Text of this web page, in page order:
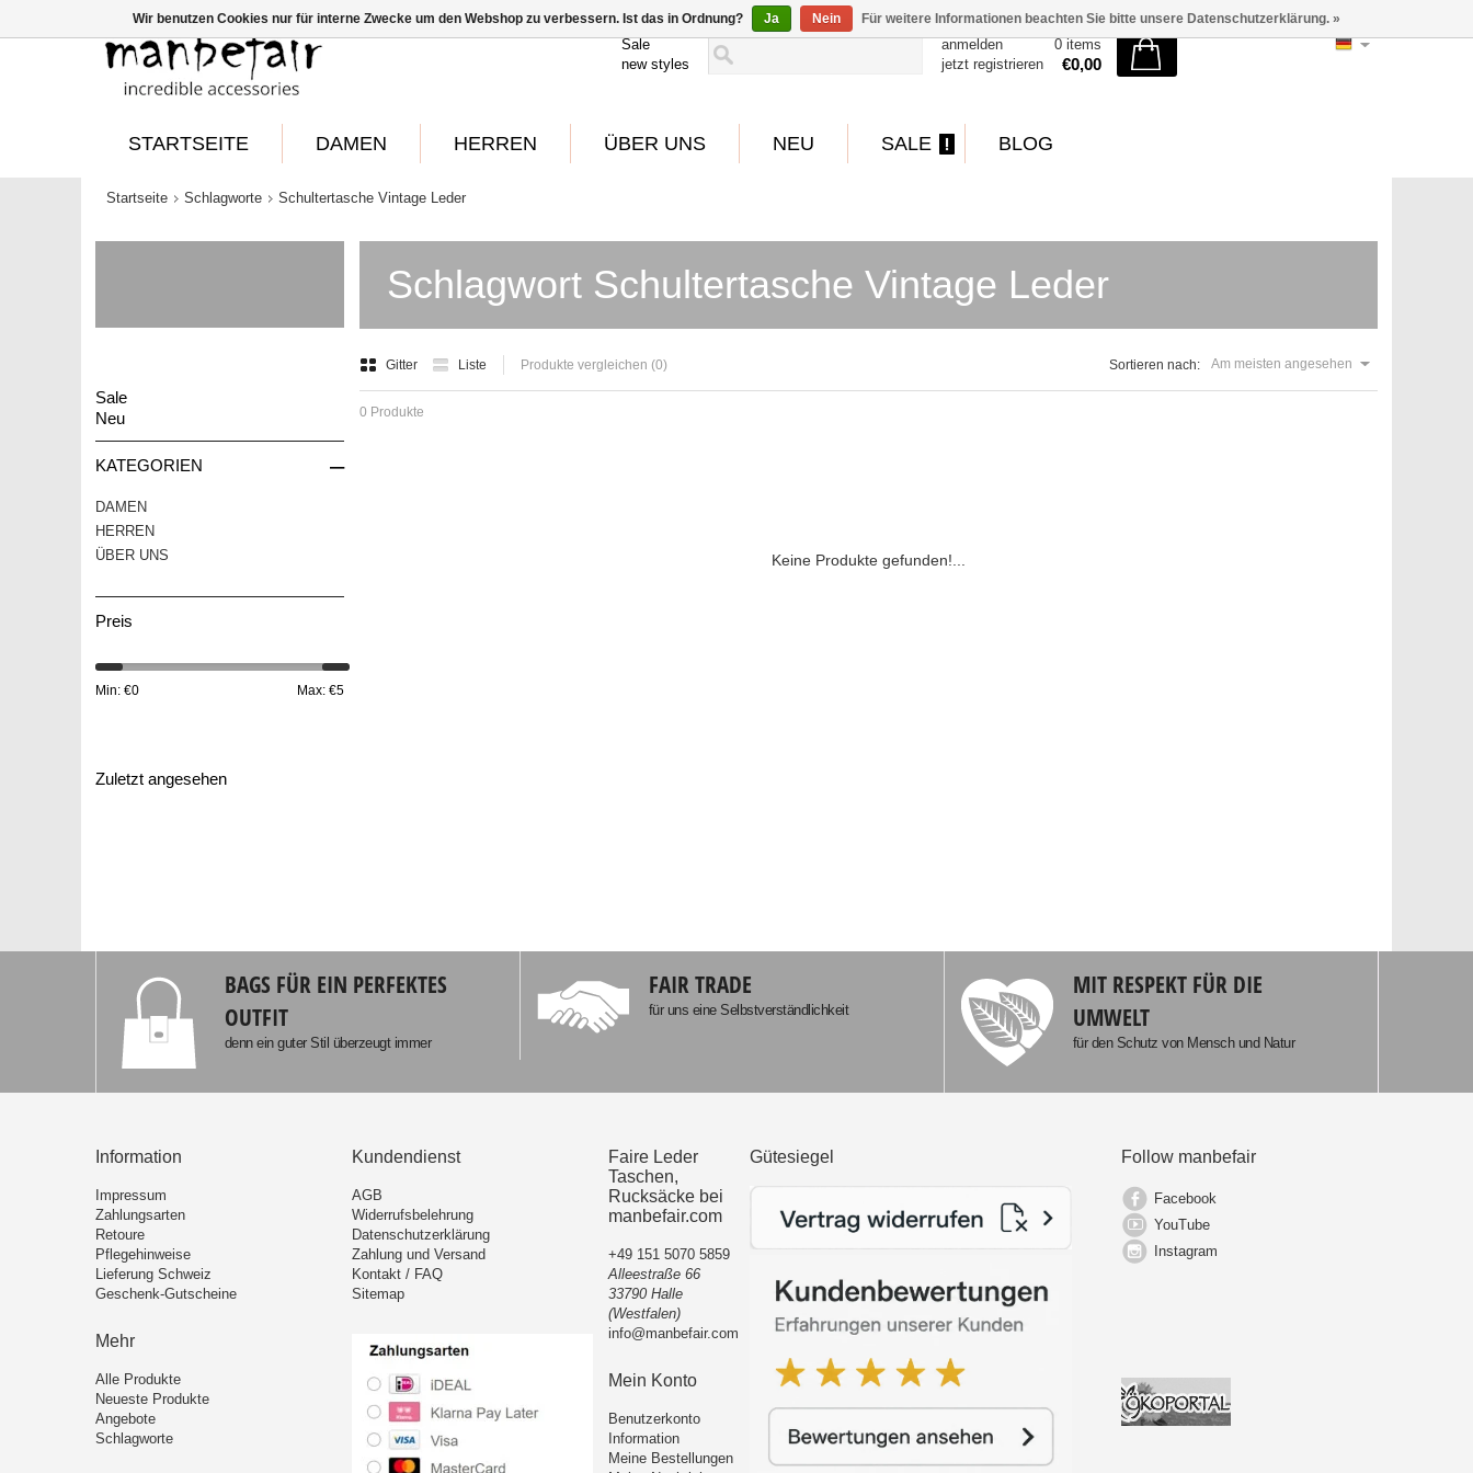
Sale
new styles
anmelden
jetzt registrieren
0 items
€0,00
STARTSEITE DAMEN HERREN ÜBER UNS NEU SALE BLOG
Startseite Schlagworte Schultertasche Vintage Leder
Schlagwort Schultertasche Vintage Leder
Gitter Liste Produkte vergleichen (0) Sortieren nach: Am meisten angesehen
0 Produkte
Keine Produkte gefunden!...
Sale
Neu
KATEGORIEN –
DAMEN
HERREN
ÜBER UNS
Preis
Min: €0 Max: €5
Zuletzt angesehen
BAGS FÜR EIN PERFEKTES
OUTFIT
denn ein guter Stil überzeugt immer
FAIR TRADE
für uns eine Selbstverständlichkeit
MIT RESPEKT FÜR DIE
UMWELT
für den Schutz von Mensch und Natur
Information
Impressum
Zahlungsarten
Retoure
Pflegehinweise
Lieferung Schweiz
Geschenk-Gutscheine
Mehr
Alle Produkte
Neueste Produkte
Angebote
Schlagworte
Kundendienst
AGB
Widerrufsbelehrung
Datenschutzerklärung
Zahlung und Versand
Kontakt / FAQ
Sitemap
Faire Leder
Taschen,
Rucksäcke bei
manbefair.com
+49 151 5070 5859
Alleestraße 66
33790 Halle
(Westfalen)
info@manbefair.com
Mein Konto
Benutzerkonto
Information
Meine Bestellungen
Gütesiegel Follow manbefair
Facebook
YouTube
Instagram
Wir benutzen Cookies nur für interne Zwecke um den Webshop zu verbessern. Ist das in Ordnung? Ja Nein Für weitere Informationen beachten Sie bitte unsere Datenschutzerklärung. »